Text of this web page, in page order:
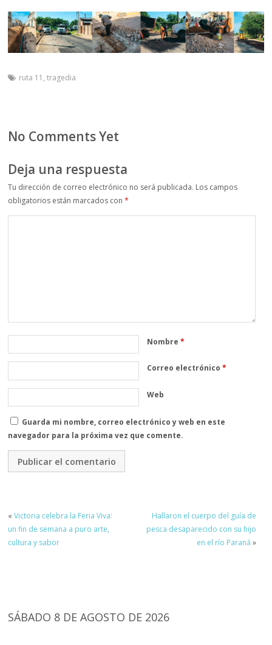
ruta 11 ,tragedia
No Comments Yet
Deja una respuesta
Tu dirección de correo electrónico no será publicada. Los campos
obligatorios están marcados con*
Nombre*
Correo electrónico*
Web
Guarda mi nombre, correo electrónico y web en este
navegador para la próxima vez que comente.
«Victoria celebra la Feria Viva:
un fin de semana a puro arte,
cultura y sabor
Hallaron el cuerpo del guía de
pesca desaparecido con su hijo
en el río Paraná »
SÁBADO 8 DE AGOSTO DE 2026